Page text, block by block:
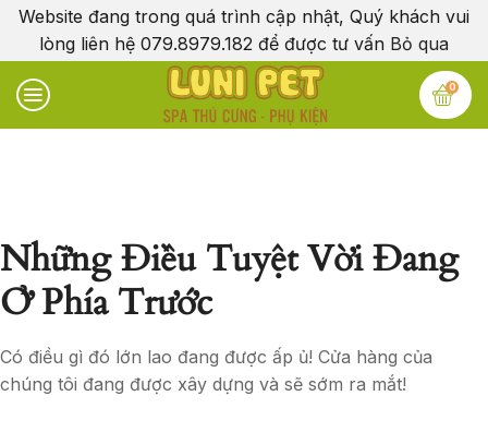
Website đang trong quá trình cập nhật, Quý khách vui
lòng liên hệ 079.8979.182 để được tư vấn Bỏ qua
0
Những Điều Tuyệt Vời Đang
Ở Phía Trước
Có điều gì đó lớn lao đang được ấp ủ! Cửa hàng của
chúng tôi đang được xây dựng và sẽ sớm ra mắt!